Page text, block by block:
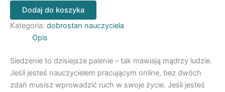
liczba
Dobrostan
nauczyciela.
Dodaj do koszyka
Kategoria: dobrostan nauczyciela
Opis
Siedzenie to dzisiejsze palenie – tak mawiają mądrzy ludzie.
Jeśli jesteś nauczycielem pracującym online, bez dwóch
zdań musisz wprowadzić ruch w swoje życie. Jeśli jesteś